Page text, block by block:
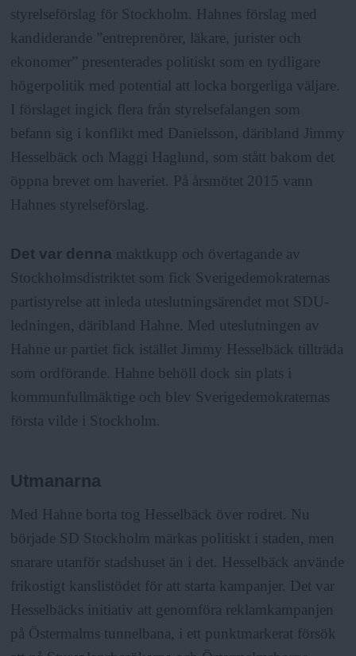
styrelseförslag för Stockholm. Hahnes förslag med
kandiderande ”entreprenörer, läkare, jurister och
ekonomer” presenterades politiskt som en tydligare
högerpolitik med potential att locka borgerliga väljare.
I förslaget ingick flera från styrelsefalangen som
befann sig i konflikt med Danielsson, däribland Jimmy
Hesselbäck och Maggi Haglund, som stått bakom det
öppna brevet om haveriet. På årsmötet 2015 vann
Hahnes styrelseförslag.
Det var denna maktkupp och övertagande av
Stockholmsdistriktet som fick Sverigedemokraternas
partistyrelse att inleda uteslutningsärendet mot SDU-
ledningen, däribland Hahne. Med uteslutningen av
Hahne ur partiet fick istället Jimmy Hesselbäck tillträda
som ordförande. Hahne behöll dock sin plats i
kommunfullmäktige och blev Sverigedemokraternas
första vilde i Stockholm.
Utmanarna
Med Hahne borta tog Hesselbäck över rodret. Nu
började SD Stockholm märkas politiskt i staden, men
snarare utanför stadshuset än i det. Hesselbäck använde
frikostigt kanslistödet för att starta kampanjer. Det var
Hesselbäcks initiativ att genomföra reklamkampanjen
på Östermalms tunnelbana, i ett punktmarkerat försök